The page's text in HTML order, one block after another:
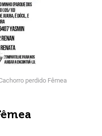
perdido Fêmea